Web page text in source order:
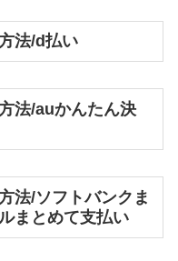
法/d払い
法/auかんたん決
法/ソフトバンクま
まとめて支払い